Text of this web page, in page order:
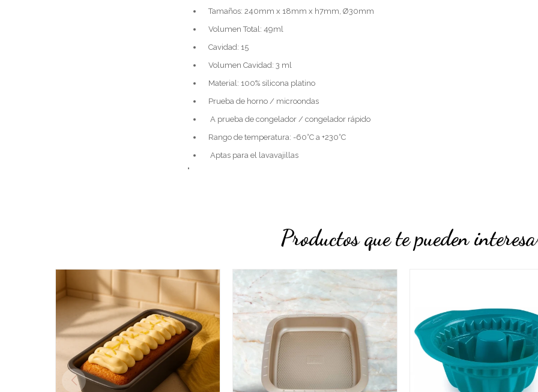
Tamaños: 240mm x 18mm x h7mm, Ø30mm
Volumen Total: 49ml
Cavidad: 15
Volumen Cavidad: 3 ml
Material: 100% silicona platino
Prueba de horno / microondas
A prueba de congelador / congelador rápido
Rango de temperatura: -60°C a +230°C
Aptas para el lavavajillas
"
Productos que te pueden